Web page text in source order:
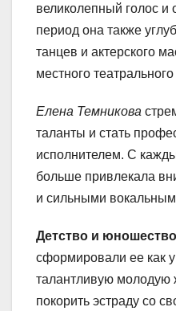
великолепный голос и
период она также
танцев и актерского
местного
Елена Темникова
таланты и стать
исполнителем. С
больше привлекала
и сильными
Детство и
сформировали ее как
талантливую молодую
покорить эстраду со